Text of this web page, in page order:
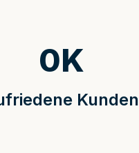
Kunden
0K